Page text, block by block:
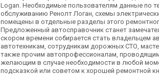
Logan. Необходимые пользователям данные по
обслуживанию Ренолт Логан, схемы
помещены в отдельные разделы этого
Предложенный автосправочник станет
скором времени собирается стать владельцем
автотехникам, сотрудникам дорожных СТО,
также прочим автопрофессионалам,
желающим в случае необходимости в любой
подсказкой или советом к хорошей ремонтной